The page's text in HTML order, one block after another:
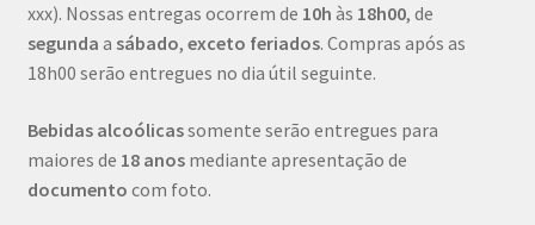
xxx). Nossas entregas ocorrem de 10h às 18h00, de
segunda a sábado, exceto feriados. Compras após as
18h00 serão entregues no dia útil seguinte.
Bebidas alcoólicassomente serão entregues para
maiores de 18 anosmediante apresentação de
documento com foto.